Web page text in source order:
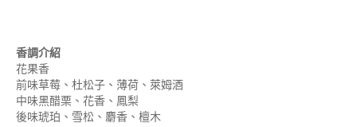
香調介紹
花果香
前味草莓、杜松子、薄荷、萊姆酒
中味黑醋栗、花香、鳳梨
後味琥珀、雪松、麝香、檀木